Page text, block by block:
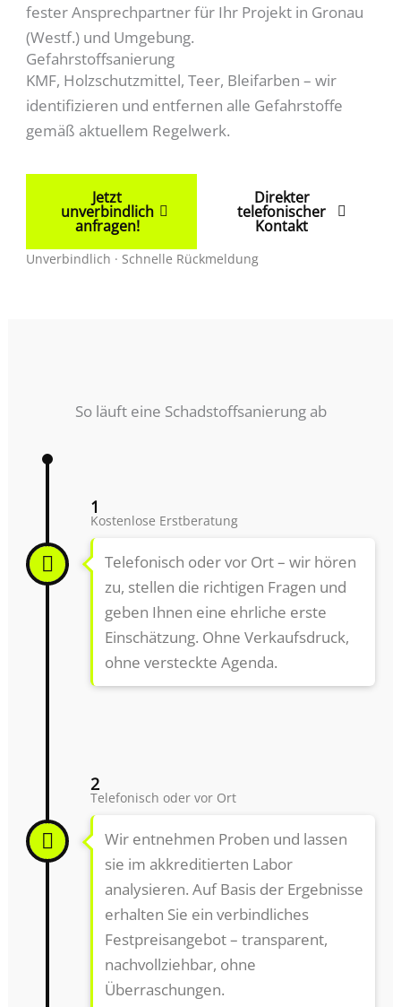
fester Ansprechpartner für Ihr Projekt in Gronau
(Westf.) und Umgebung.
Gefahrstoffsanierung
KMF, Holzschutzmittel, Teer, Bleifarben – wir
identifizieren und entfernen alle Gefahrstoffe
gemäß aktuellem Regelwerk.
Jetzt
unverbindlich
anfragen!
Direkter
telefonischer
Kontakt
Unverbindlich · Schnelle Rückmeldung
So läuft eine Schadstoffsanierung ab
1
Kostenlose Erstberatung
Telefonisch oder vor Ort – wir hören
zu, stellen die richtigen Fragen und
geben Ihnen eine ehrliche erste
Einschätzung. Ohne Verkaufsdruck,
ohne versteckte Agenda.
2
Telefonisch oder vor Ort
Wir entnehmen Proben und lassen
sie im akkreditierten Labor
analysieren. Auf Basis der Ergebnisse
erhalten Sie ein verbindliches
Festpreisangebot – transparent,
nachvollziehbar, ohne
Überraschungen.